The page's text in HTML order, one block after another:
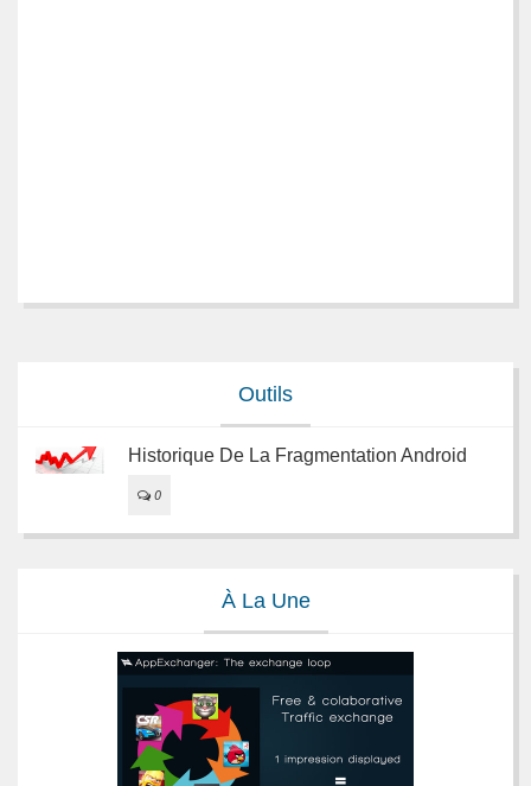
Outils
Historique De La Fragmentation Android
0
À La Une